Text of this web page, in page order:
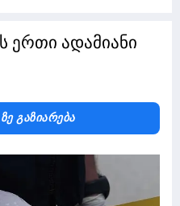
ერთი ადამიანი
Გაზიარება